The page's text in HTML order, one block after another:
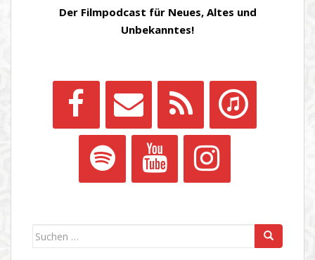
Der Filmpodcast für Neues, Altes und
Unbekanntes!
Suchen